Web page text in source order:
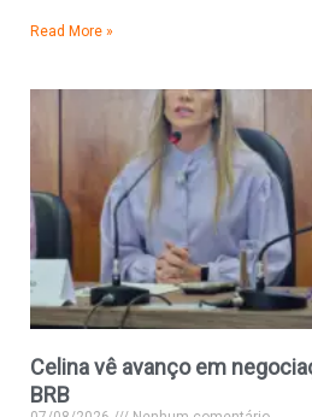
Read More »
Celina vê avanço em
BRB